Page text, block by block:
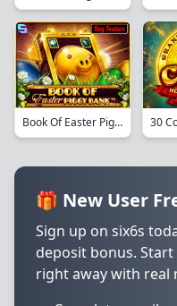
Book Of Easter Piggy Bank
🎁 New User
Sign up on six6s
deposit bonus.
right away with real